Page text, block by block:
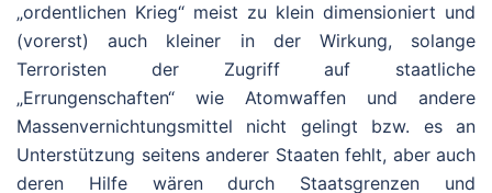
„ordentlichen Krieg“ meist zu klein dimensioniert und
(vorerst) auch kleiner in der Wirkung, solange
Terroristen der Zugriff auf staatliche
„Errungenschaften“ wie Atomwaffen und andere
Massenvernichtungsmittel nicht gelingt bzw. es an
Unterstützung seitens anderer Staaten fehlt, aber auch
deren Hilfe wären durch Staatsgrenzen und